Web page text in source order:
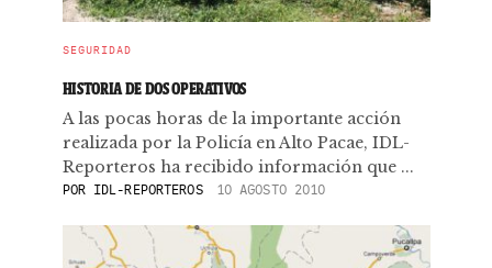
SEGURIDAD
HISTORIA DE DOS OPERATIVOS
A las pocas horas de la importante acción
realizada por la Policía en Alto Pacae, IDL-
Reporteros ha recibido información que ...
POR IDL-REPORTEROS 10 AGOSTO 2010